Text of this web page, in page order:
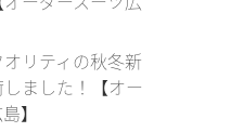
リティの秋冬新
ました！【オー
】